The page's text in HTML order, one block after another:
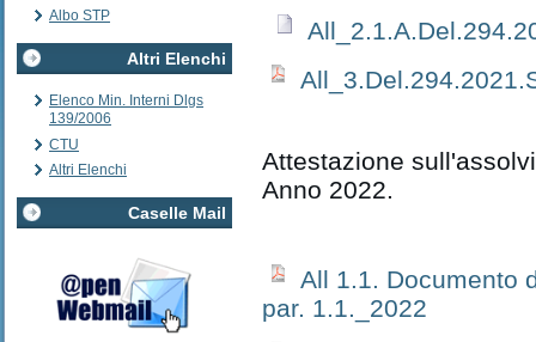
Albo STP
Altri Elenchi
Elenco Min. Interni Dlgs
139/2006
CTU
Altri Elenchi
Caselle Mail
Attestazione
Anno 2022.
All 1.1. Documento
par. 1.1._2022